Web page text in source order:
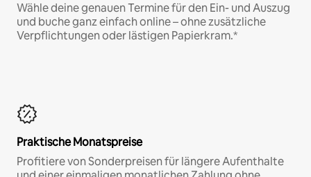
Wähle deine genauen Termine für den Ein- und Auszug
und buche ganz einfach online – ohne zusätzliche
Verpflichtungen oder lästigen Papierkram.*
Praktische Monatspreise
Profitiere von Sonderpreisen für längere Aufenthalte